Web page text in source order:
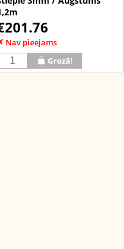
Nav pieejams
Grozā!